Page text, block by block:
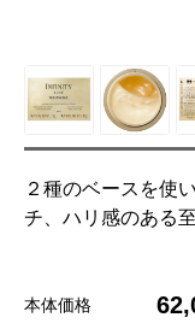
２種のベースを使
チ、ハリ感のある
本体価格